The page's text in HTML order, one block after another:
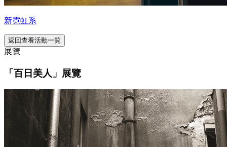
新霓虹系
返回查看活動一覧
展覽
「百日美人」展覽